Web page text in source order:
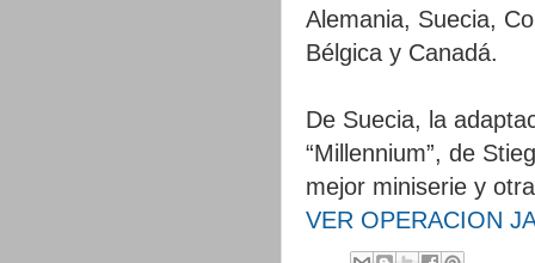
Alemania, Suecia,
Bélgica y Canadá.
De Suecia, la
“Millennium”, de
mejor miniserie y
VER OPERACION